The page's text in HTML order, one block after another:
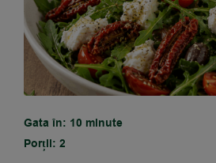
Gata în: 10 minute
Porții: 2